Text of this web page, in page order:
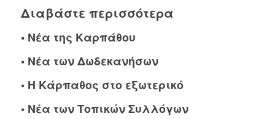
Διαβάστε περισσότερα
• Νέα της Καρπάθου
• Νέα των Δωδεκανήσων
• Η Κάρπαθος στο εξωτερικό
• Νέα των Τοπικών Συλλόγων